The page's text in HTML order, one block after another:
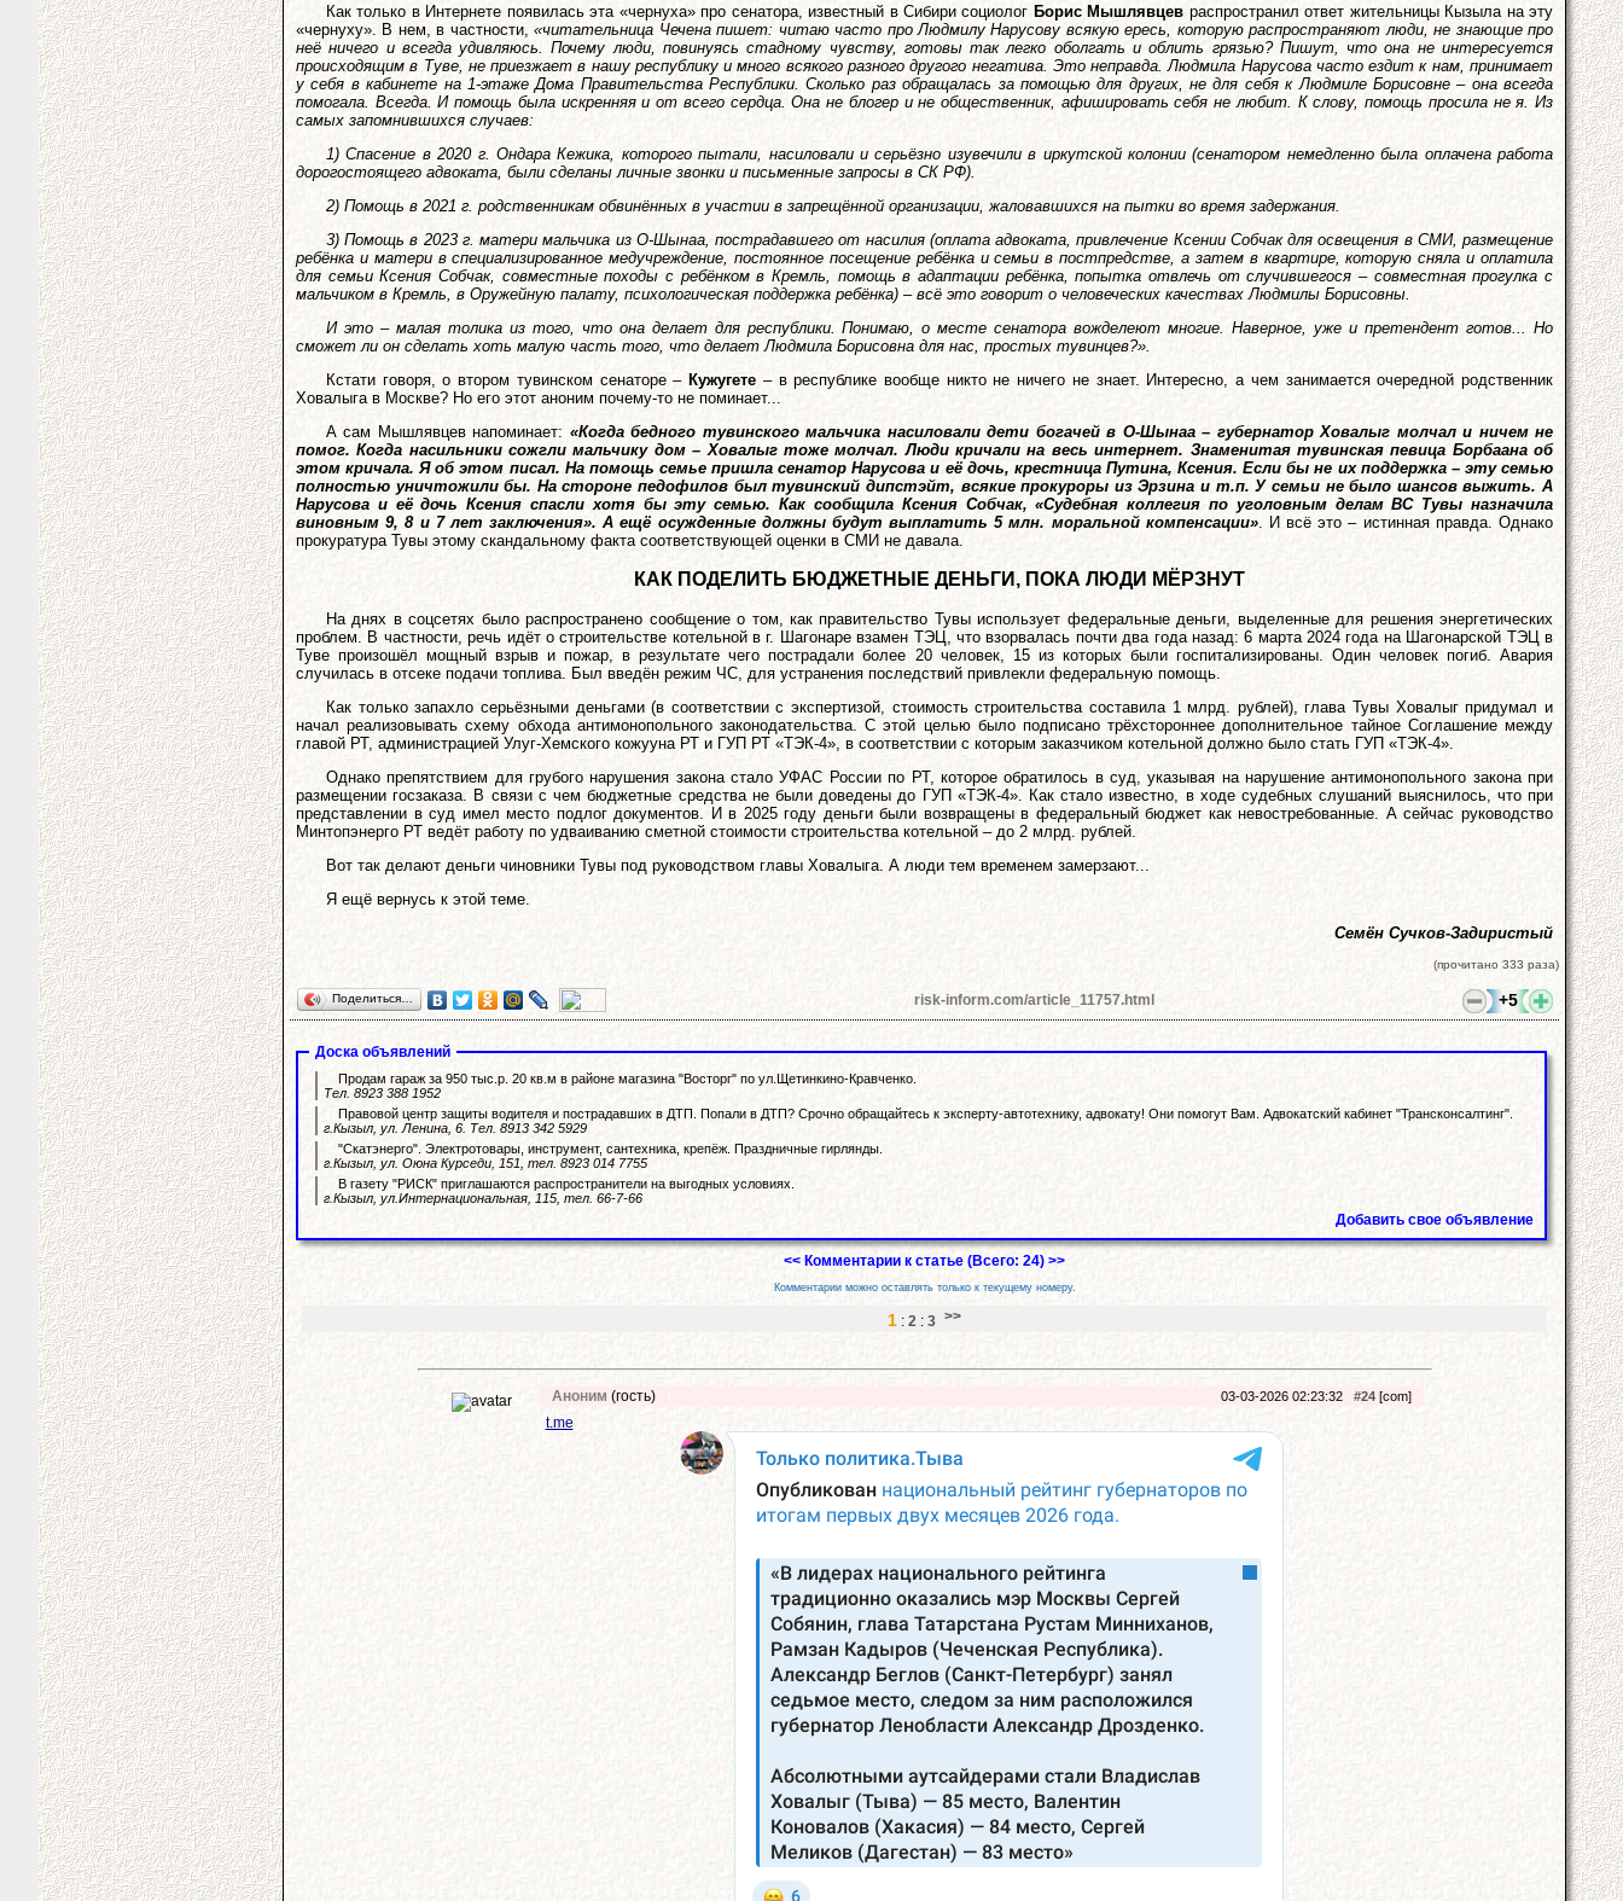
Как только в Интернете появилась эта «чернуха» про сенатора, известный в Сибири социолог Борис Мышлявцев распространил ответ жительницы Кызыла на эту
«чернуху». В нем, в частности,«читательница Чечена пишет: читаю часто про Людмилу Нарусову всякую ересь, которую распространяют люди, не знающие про
неё ничего и всегда удивляюсь. Почему люди, повинуясь стадному чувству, готовы так легко оболгать и облить грязью? Пишут, что она не интересуется
происходящим в Туве, не приезжает в нашу республику и много всякого разного другого негатива. Это неправда. Людмила Нарусова часто ездит к нам, принимает
у себя в кабинете на 1-этаже Дома Правительства Республики. Сколько раз обращалась за помощью для других, не для себя к Людмиле Борисовне – она всегда
помогала. Всегда. И помощь была искренняя и от всего сердца. Она не блогер и не общественник, афишировать себя не любит. К слову, помощь просила не я. Из
самых запомнившихся случаев:
1) Спасение в 2020 г. Ондара Кежика, которого пытали, насиловали и серьёзно изувечили в иркутской колонии (сенатором немедленно была оплачена работа
дорогостоящего адвоката, были сделаны личные звонки и письменные запросы в СК РФ).
2) Помощь в 2021 г. родственникам обвинённых в участии в запрещённой организации, жаловавшихся на пытки во время задержания.
3) Помощь в 2023 г. матери мальчика из О-Шынаа, пострадавшего от насилия (оплата адвоката, привлечение Ксении Собчак для освещения в СМИ, размещение
ребёнка и матери в специализированное медучреждение, постоянное посещение ребёнка и семьи в постпредстве, а затем в квартире, которую сняла и оплатила
для семьи Ксения Собчак, совместные походы с ребёнком в Кремль, помощь в адаптации ребёнка, попытка отвлечь от случившегося – совместная прогулка с
мальчиком в Кремль, в Оружейную палату, психологическая поддержка ребёнка) – всё это говорит о человеческих качествах Людмилы Борисовны.
И это – малая толика из того, что она делает для республики. Понимаю, о месте сенатора вожделеют многие. Наверное, уже и претендент готов... Но
сможет ли он сделать хоть малую часть того, что делает Людмила Борисовна для нас, простых тувинцев?».
Кстати говоря, о втором тувинском сенаторе – Кужугете – в республике вообще никто не ничего не знает. Интересно, а чем занимается очередной родственник
Ховалыга в Москве? Но его этот аноним почему-то не поминает...
А сам Мышлявцев напоминает: «Когда бедного тувинского мальчика насиловали дети богачей в О-Шынаа – губернатор Ховалыг молчал и ничем не
помог. Когда насильники сожгли мальчику дом – Ховалыг тоже молчал. Люди кричали на весь интернет. Знаменитая тувинская певица Борбаана об
этом кричала. Я об этом писал. На помощь семье пришла сенатор Нарусова и её дочь, крестница Путина, Ксения. Если бы не их поддержка – эту семью
полностью уничтожили бы. На стороне педофилов был тувинский дипстэйт, всякие прокуроры из Эрзина и т.п. У семьи не было шансов выжить. А
Нарусова и её дочь Ксения спасли хотя бы эту семью. Как сообщила Ксения Собчак, «Судебная коллегия по уголовным делам ВС Тувы назначила
виновным 9, 8 и 7 лет заключения». А ещё осужденные должны будут выплатить 5 млн. моральной компенсации». И всё это – истинная правда. Однако
прокуратура Тувы этому скандальному факта соответствующей оценки в СМИ не давала.
КАК ПОДЕЛИТЬ БЮДЖЕТНЫЕ ДЕНЬГИ, ПОКА ЛЮДИ МЁРЗНУТ
На днях в соцсетях было распространено сообщение о том, как правительство Тувы использует федеральные деньги, выделенные для решения энергетических
проблем. В частности, речь идёт о строительстве котельной в г. Шагонаре взамен ТЭЦ, что взорвалась почти два года назад: 6 марта 2024 года на Шагонарской ТЭЦ в
Туве произошёл мощный взрыв и пожар, в результате чего пострадали более 20 человек, 15 из которых были госпитализированы. Один человек погиб. Авария
случилась в отсеке подачи топлива. Был введён режим ЧС, для устранения последствий привлекли федеральную помощь.
Как только запахло серьёзными деньгами (в соответствии с экспертизой, стоимость строительства составила 1 млрд. рублей), глава Тувы Ховалыг придумал и
начал реализовывать схему обхода антимонопольного законодательства. С этой целью было подписано трёхстороннее дополнительное тайное Соглашение между
главой РТ, администрацией Улуг-Хемского кожууна РТ и ГУП РТ «ТЭК-4», в соответствии с которым заказчиком котельной должно было стать ГУП «ТЭК-4».
Однако препятствием для грубого нарушения закона стало УФАС России по РТ, которое обратилось в суд, указывая на нарушение антимонопольного закона при
размещении госзаказа. В связи с чем бюджетные средства не были доведены до ГУП «ТЭК-4». Как стало известно, в ходе судебных слушаний выяснилось, что при
представлении в суд имел место подлог документов. И в 2025 году деньги были возвращены в федеральный бюджет как невостребованные. А сейчас руководство
Минтопэнерго РТ ведёт работу по удваиванию сметной стоимости строительства котельной – до 2 млрд. рублей.
Вот так делают деньги чиновники Тувы под руководством главы Ховалыга. А люди тем временем замерзают...
Я ещё вернусь к этой теме.
Семён Сучков-Задиристый
(прочитано 333 раза)
Поделиться… +5
risk-inform.com/article_11757.html
Доска объявлений
Продам гараж за 950 тыс.р. 20 кв.м в районе магазина "Восторг" по ул.Щетинкино-Кравченко.
Тел. 8923 388 1952
Правовой центр защиты водителя и пострадавших в ДТП. Попали в ДТП? Срочно обращайтесь к эксперту-автотехнику, адвокату! Они помогут Вам. Адвокатский кабинет "Трансконсалтинг".
г.Кызыл, ул. Ленина, 6. Тел. 8913 342 5929
"Скатэнерго". Электротовары, инструмент, сантехника, крепёж. Праздничные гирлянды.
г.Кызыл, ул. Оюна Курседи, 151, тел. 8923 014 7755
В газету "РИСК" приглашаются распространители на выгодных условиях.
г.Кызыл, ул.Интернациональная, 115, тел. 66-7-66
Добавить свое объявление
<< Комментарии к статье (Всего: 24) >>
Комментарии можно оставлять только к текущему номеру.
1 : 2 : 3
Аноним (гость) 03-03-2026 02:23:32 #24[com]
t.me